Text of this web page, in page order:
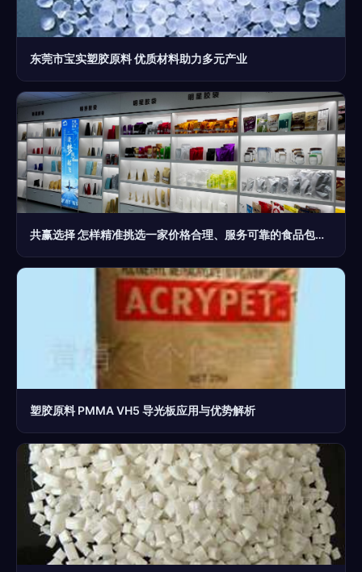
东莞市宝实塑胶原料 优质材料助力多元产业
共赢选择 怎样精准挑选一家价格合理、服务可靠的食品包装袋供应商与塑胶原料商
塑胶原料 PMMA VH5 导光板应用与优势解析